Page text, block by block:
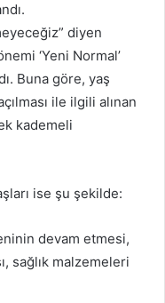
diyen
‘Yeni Normal’
Buna göre, yaş
ile ilgili alınan
kademeli
ise şu şekilde:
devam etmesi,
sağlık malzemeleri